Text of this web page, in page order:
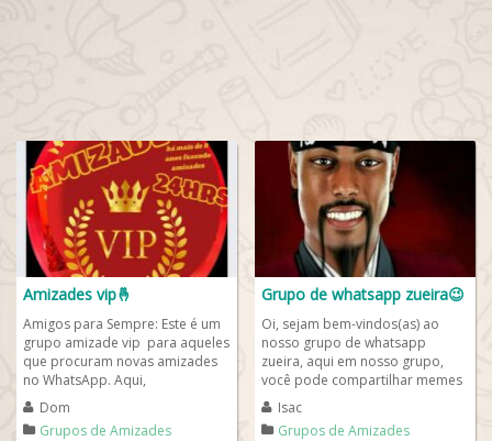
Amizades vip🤞
Amigos para Sempre: Este é um
grupo amizade vip para aqueles
que procuram novas amizades
no WhatsApp. Aqui,
compartilhamos nossas
histórias, interesses e...
Dom
Grupos de Amizades
Grupo de whatsapp zueira😉
Oi, sejam bem-vindos(as) ao
nosso grupo de whatsapp
zueira, aqui em nosso grupo,
você pode compartilhar memes
e figurinhas engraçadas para
entrar precisa...
Isac
Grupos de Amizades